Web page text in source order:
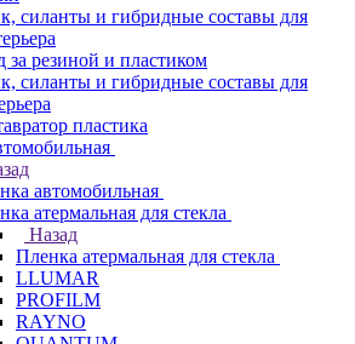
силанты и гибридные составы для
за резиной и пластиком
силанты и гибридные составы для
пластика
автомобильная
атермальная для стекла
Назад
Пленка атермальная для стекла
LLUMAR
PROFILM
RAYNO